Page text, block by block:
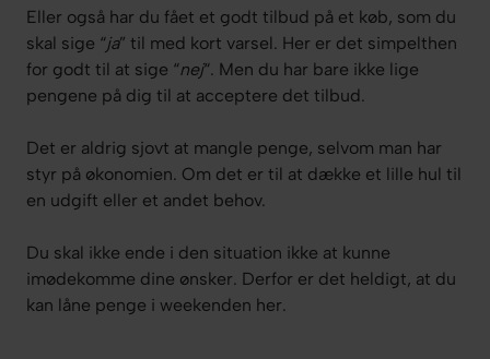
Eller også har du fået et godt tilbud på et køb, som du
skal sige “ja” til med kort varsel. Her er det simpelthen
for godt til at sige “nej“. Men du har bare ikke lige
pengene på dig til at acceptere det tilbud.
Det er aldrig sjovt at mangle penge, selvom man har
styr på økonomien. Om det er til at dække et lille hul til
en udgift eller et andet behov.
Du skal ikke ende i den situation ikke at kunne
imødekomme dine ønsker. Derfor er det heldigt, at du
kan låne penge i weekenden her.